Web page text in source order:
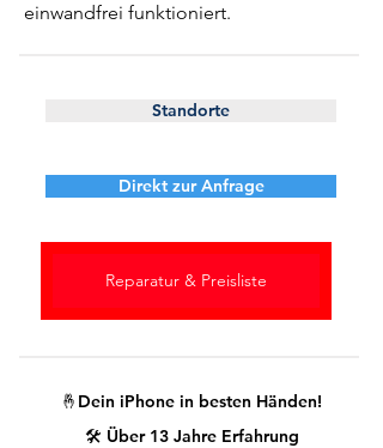
einwandfrei funktioniert.
Standorte
Direkt zur Anfrage
Reparatur & Preisliste
🤞Dein iPhone in besten Händen!
🛠️ Über 13 Jahre Erfahrung